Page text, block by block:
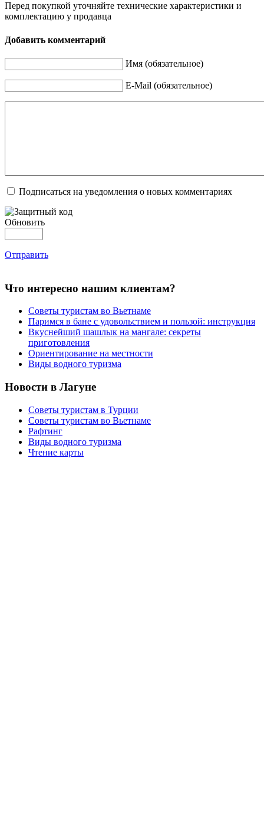
Перед покупкой уточняйте технические характеристики и
комплектацию у продавца
Добавить комментарий
Имя (обязательное)
E-Mail (обязательное)
Подписаться на уведомления о новых комментариях
Обновить
Отправить
Что интересно нашим клиентам?
Советы туристам во Вьетнаме
Паримся в бане с удовольствием и пользой: инструкция
Вкуснейший шашлык на мангале: секреты
приготовления
Ориентирование на местности
Виды водного туризма
Новости в Лагуне
Советы туристам в Турции
Советы туристам во Вьетнаме
Рафтинг
Виды водного туризма
Чтение карты